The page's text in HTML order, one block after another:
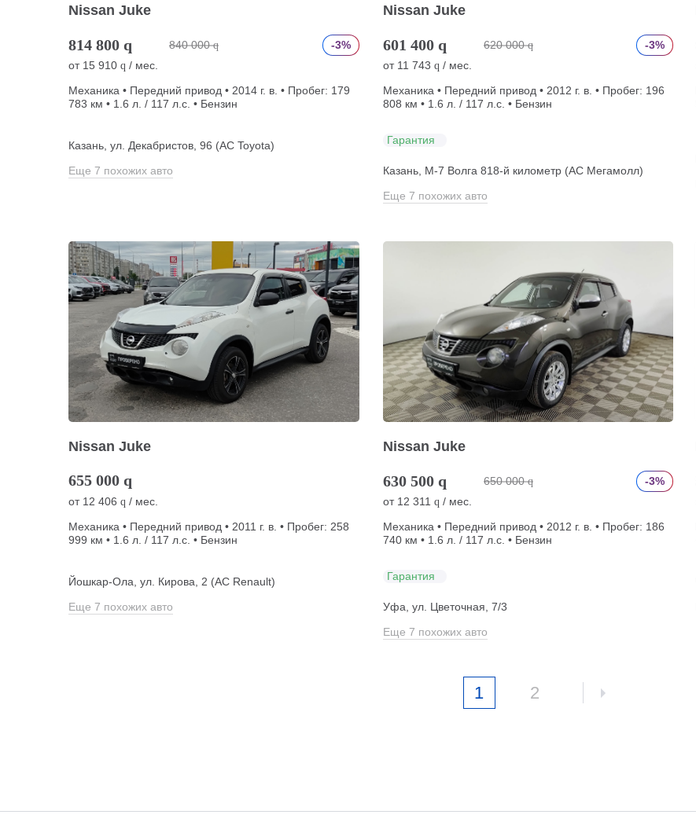
Nissan Juke
814 800 q 840 000 q
-3%
от 15 910 q / мес.
Механика • Передний привод • 2014 г. в. • Пробег: 179
783 км • 1.6 л. / 117 л.с. • Бензин
Казань, ул. Декабристов, 96 (АС Toyota)
Еще 7 похожих авто
Nissan Juke
601 400 q 620 000 q
-3%
от 11 743 q / мес.
Механика • Передний привод • 2012 г. в. • Пробег: 196
808 км • 1.6 л. / 117 л.с. • Бензин
Гарантия
Казань, М-7 Волга 818-й километр (АС Мегамолл)
Еще 7 похожих авто
Nissan Juke
655 000 q
от 12 406 q / мес.
Механика • Передний привод • 2011 г. в. • Пробег: 258
999 км • 1.6 л. / 117 л.с. • Бензин
Йошкар-Ола, ул. Кирова, 2 (АС Renault)
Еще 7 похожих авто
Nissan Juke
630 500 q 650 000 q
-3%
от 12 311 q / мес.
Механика • Передний привод • 2012 г. в. • Пробег: 186
740 км • 1.6 л. / 117 л.с. • Бензин
Гарантия
Уфа, ул. Цветочная, 7/3
Еще 7 похожих авто
1 2